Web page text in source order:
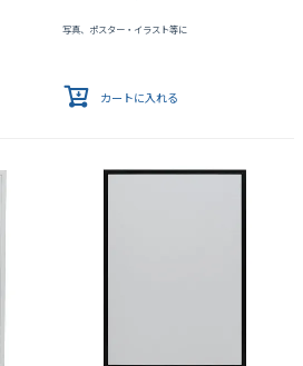
写真、ポスター・イラスト等に
カートに入れる